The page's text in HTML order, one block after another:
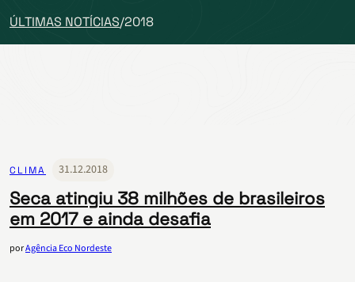
ÚLTIMAS NOTÍCIAS/2018
CLIMA 31.12.2018
Seca atingiu 38 milhões de brasileiros
em 2017 e ainda desafia
porAgência Eco Nordeste